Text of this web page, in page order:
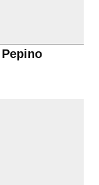
Pepino